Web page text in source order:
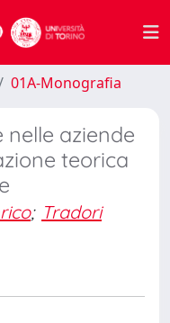
01A-Monografia
nelle aziende
teorica
; Tradori